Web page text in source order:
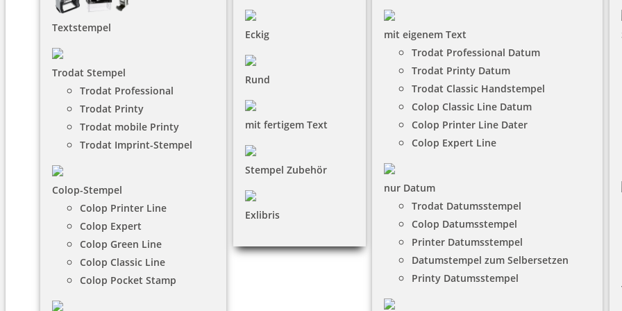
Textstempel
Trodat Stempel
Trodat Professional
Trodat Printy
Trodat mobile Printy
Trodat Imprint-Stempel
Colop-Stempel
Colop Printer Line
Colop Expert
Colop Green Line
Colop Classic Line
Colop Pocket Stamp
Eckig
Rund
mit fertigem Text
Stempel Zubehör
Exlibris
mit eigenem Text
Trodat Professional Datum
Trodat Printy Datum
Trodat Classic Handstempel
Colop Classic Line Datum
Colop Printer Line Dater
Colop Expert Line
nur Datum
Trodat Datumsstempel
Colop Datumsstempel
Printer Datumsstempel
Datumstempel zum Selbersetzen
Printy Datumsstempel